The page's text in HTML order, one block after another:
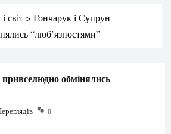
світ > Гончарук і Супрун
“люб’язностями”
обмінялись
0